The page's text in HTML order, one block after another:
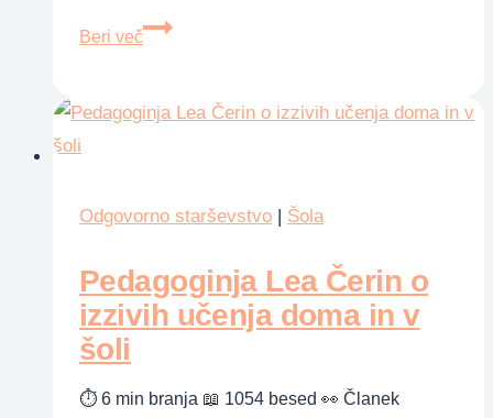
Beri več
Moj
slabe
naj
Odgovorno starševstvo | Šola
Pedagoginja Lea Čerin o
izzivih učenja doma in v
šoli
⏱ 6 min branja 📖 1054 besed 👀 Članek